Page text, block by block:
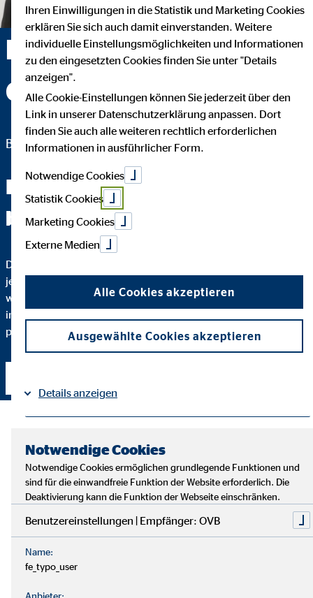
Heiko Malz —
Chemnitz
Bezirksleiter für die OVB Vermögensberatung AG
Fachchinesisch werden Sie
bei mir nicht hören.
Das wichtigste an einer guten Finanzberatung ist, dass Sie
jeden Schritt verstehen. Darum erkläre ich Ihnen bis ins Detail,
warum ich eine bestimmte Finanzlösung empfehle und
inwiefern diese zu Ihnen und Ihren individuellen Bedürfnissen
passt.
Ihren Einwilligungen in die Statistik und Marketing Cookies
erklären Sie sich auch damit einverstanden. Weitere
individuelle Einstellungsmöglichkeiten und Informationen
zu den eingesetzten Cookies finden Sie unter "Details
anzeigen".
Alle Cookie-Einstellungen können Sie jederzeit über den
Link in unserer Datenschutzerklärung anpassen. Dort
finden Sie auch alle weiteren rechtlich erforderlichen
Informationen in ausführlicher Form.
Notwendige Cookies
Statistik Cookies
Marketing Cookies
Externe Medien
Alle Cookies akzeptieren
Ausgewählte Cookies akzeptieren
Details anzeigen
Notwendige Cookies
Notwendige Cookies ermöglichen grundlegende Funktionen und
sind für die einwandfreie Funktion der Website erforderlich. Die
Deaktivierung kann die Funktion der Webseite einschränken.
Benutzereinstellungen | Empfänger: OVB
Name:
fe_typo_user
Anbieter: